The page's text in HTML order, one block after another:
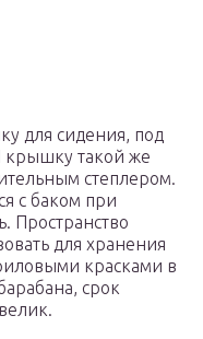
для сидения, под
крышку такой же
степлером.
с баком при
Пространство
для хранения
красками в
срок